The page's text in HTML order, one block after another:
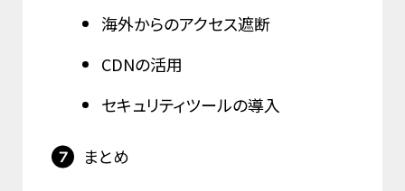
海外からのアクセス遮断
CDNの活用
セキュリティツールの導入
まとめ